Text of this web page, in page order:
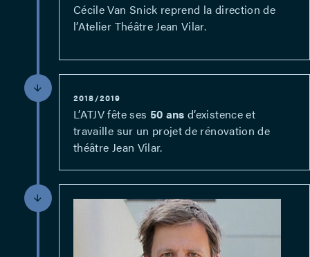
Cécile Van Snick reprend la direction de
l’Atelier Théâtre Jean Vilar.
2018/2019
L’ATJV fête ses 50 ans d’existence et
travaille sur un projet de rénovation de
théâtre Jean Vilar.